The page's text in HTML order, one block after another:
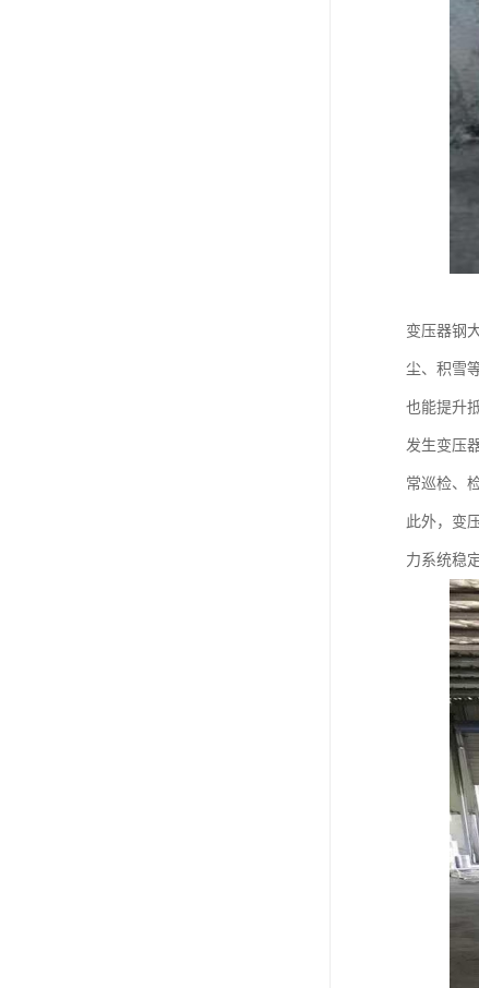
变压器钢
尘、积雪
也能提升
发生变压
常巡检、
此外，变
力系统稳